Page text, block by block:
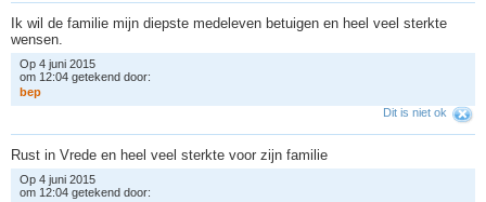
Ik wil de familie mijn diepste medeleven betuigen en heel veel sterkte
wensen.
Op 4 juni 2015
om 12:04 getekend door:
bep
Dit is niet ok
Rust in Vrede en heel veel sterkte voor zijn familie
Op 4 juni 2015
om 12:04 getekend door: